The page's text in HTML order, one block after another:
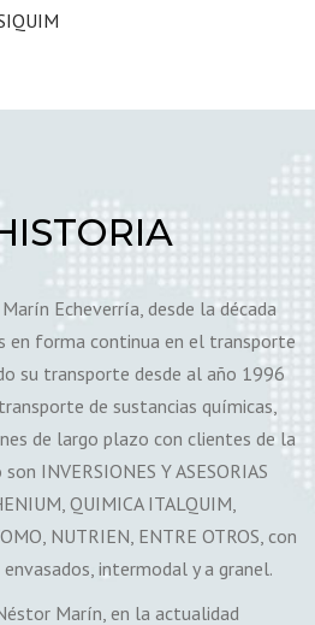
Echeverría, desde la década
en forma continua en el transporte
su transporte desde al año 1996
de sustancias químicas,
de largo plazo con clientes de la
INVERSIONES Y ASESORIAS
QUIMICA ITALQUIM,
NUTRIEN, ENTRE OTROS, con
intermodal y a granel.
Marín, en la actualidad